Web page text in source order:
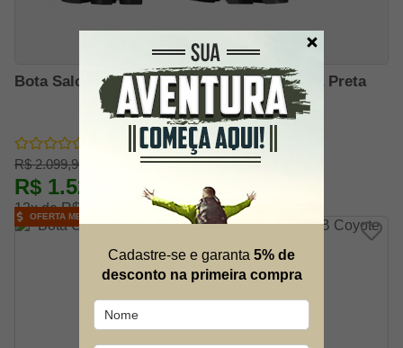
Bota Salomon X Ultra 5 Mid GTX Masculina Preta
R$ 2.099,90
R$ 1.529,91 -27% OFF
12x de R$ 141,66
OFERTA MELHOR PREÇO
Cadastre-se e garanta 5% de
desconto na primeira compra